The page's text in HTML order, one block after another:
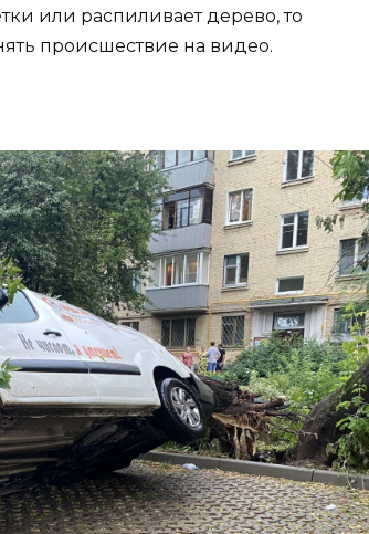
или распиливает дерево, то
происшествие на видео.